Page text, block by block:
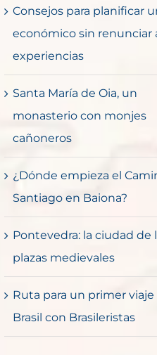
Consejos para planificar
económico sin renunciar
experiencias
Santa María de Oia, un
monasterio con monjes
cañoneros
¿Dónde empieza el
Santiago en Baiona?
Pontevedra: la ciudad de
plazas medievales
Ruta para un primer viaje
Brasil con Brasileristas